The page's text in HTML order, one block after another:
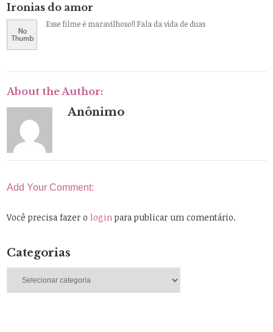
Ironias do amor
Esse filme é maravilhoso!! Fala da vida de duas
About the Author:
Anônimo
Add Your Comment:
Você precisa fazer ologin para publicar um comentário.
Categorias